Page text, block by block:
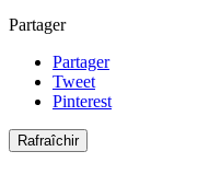
Partager
Partager
Tweet
Pinterest